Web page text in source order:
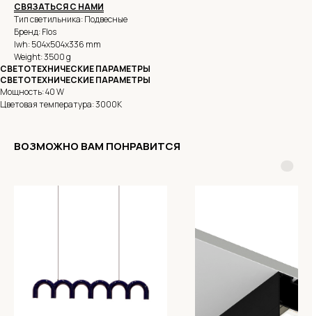
СВЯЗАТЬСЯ С НАМИ
Тип светильника: Подвесные
Бренд: Flos
lwh: 504x504x336 mm
Weight: 3500 g
СВЕТОТЕХНИЧЕСКИЕ ПАРАМЕТРЫ
СВЕТОТЕХНИЧЕСКИЕ ПАРАМЕТРЫ
Мощность: 40 W
Цветовая температура: 3000K
ВОЗМОЖНО ВАМ ПОНРАВИТСЯ